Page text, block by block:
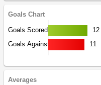
Goals Chart
Goals Scored
12
Goals Against
11
Averages